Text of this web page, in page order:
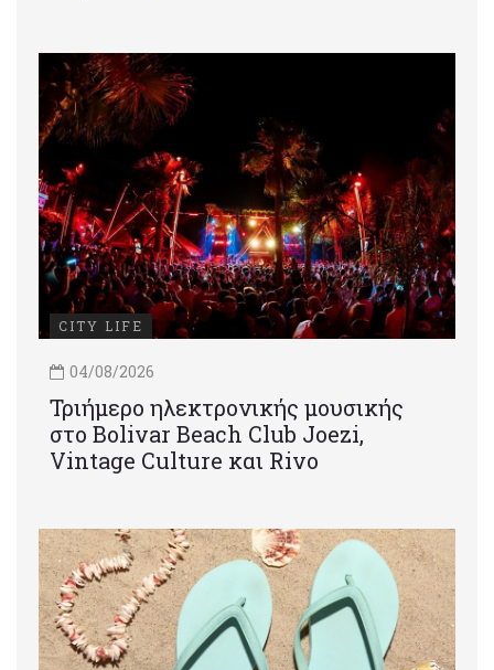
CITY LIFE
04/08/2026
Τριήμερο ηλεκτρονικής μουσικής
στο Bolivar Beach Club Joezi,
Vintage Culture και Rivo